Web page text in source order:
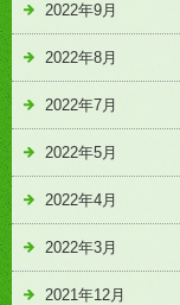
2022年9月
2022年8月
2022年7月
2022年5月
2022年4月
2022年3月
2021年12月